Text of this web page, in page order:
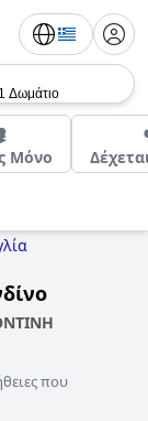
1 Δωμάτιο
Μόνο
που